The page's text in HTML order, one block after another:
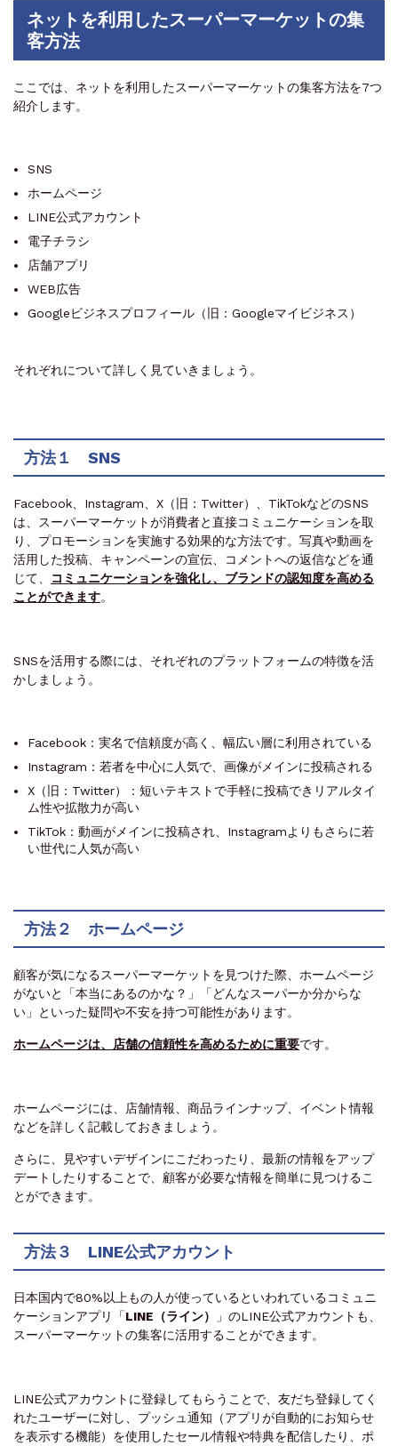
ネットを利用したスーパーマーケットの集
客方法
ここでは、ネットを利用したスーパーマーケットの集客方法を7つ
紹介します。
SNS
ホームページ
LINE公式アカウント
電子チラシ
店舗アプリ
WEB広告
Googleビジネスプロフィール（旧：Googleマイビジネス）
それぞれについて詳しく見ていきましょう。
方法１ SNS
Facebook、Instagram、X（旧：Twitter）、TikTokなどのSNS
は、スーパーマーケットが消費者と直接コミュニケーションを取
り、プロモーションを実施する効果的な方法です。写真や動画を
活用した投稿、キャンペーンの宣伝、コメントへの返信などを通
じて、
コミュニケーションを強化し、ブランドの認知度を高める
ことができます。
SNSを活用する際には、それぞれのプラットフォームの特徴を活
かしましょう。
Facebook：実名で信頼度が高く、幅広い層に利用されている
Instagram：若者を中心に人気で、画像がメインに投稿される
X（旧：Twitter）：短いテキストで手軽に投稿できリアルタイ
ム性や拡散力が高い
TikTok：動画がメインに投稿され、Instagramよりもさらに若
い世代に人気が高い
方法２ ホームページ
顧客が気になるスーパーマーケットを見つけた際、ホームページ
がないと「本当にあるのかな？」「どんなスーパーか分からな
い」といった疑問や不安を持つ可能性があります。
ホームページは、店舗の信頼性を高めるために重要です。
ホームページには、店舗情報、商品ラインナップ、イベント情報
などを詳しく記載しておきましょう。
さらに、見やすいデザインにこだわったり、最新の情報をアップ
デートしたりすることで、顧客が必要な情報を簡単に見つけるこ
とができます。
方法３ LINE公式アカウント
日本国内で80%以上もの人が使っているといわれているコミュニ
ケーションアプリ「LINE（ライン）
」のLINE公式アカウントも、
スーパーマーケットの集客に活用することができます。
LINE公式アカウントに登録してもらうことで、友だち登録してく
れたユーザーに対し、プッシュ通知（アプリが自動的にお知らせ
を表示する機能）を使用したセール情報や特典を配信したり、ポ